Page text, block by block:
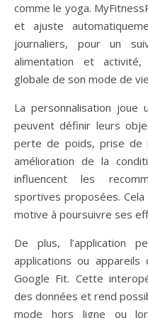
comme le yoga.
et ajuste
journaliers, pour un
alimentation et activité,
globale de son mode de
La personnalisation joue
peuvent définir leurs
perte de poids, prise de
amélioration de la
influencent les
sportives proposées.
motive à poursuivre ses
De plus, l’application
applications ou
Google Fit. Cette
des données et rend
mode hors ligne ou